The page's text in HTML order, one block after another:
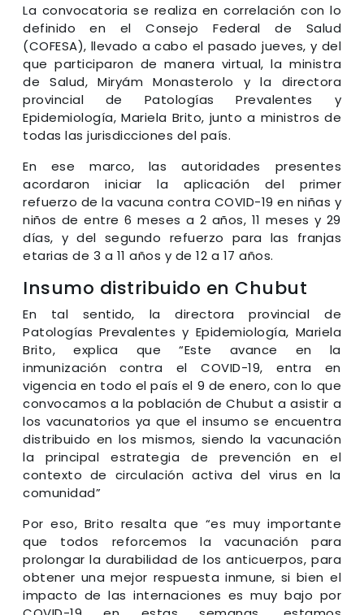
La convocatoria se realiza en correlación con lo
definido en el Consejo Federal de Salud
(COFESA), llevado a cabo el pasado jueves, y del
que participaron de manera virtual, la ministra
de Salud, Miryám Monasterolo y la directora
provincial de Patologías Prevalentes y
Epidemiología, Mariela Brito, junto a ministros de
todas las jurisdicciones del país.
En ese marco, las autoridades presentes
acordaron iniciar la aplicación del primer
refuerzo de la vacuna contra COVID-19 en niñas y
niños de entre 6 meses a 2 años, 11 meses y 29
días, y del segundo refuerzo para las franjas
etarias de 3 a 11 años y de 12 a 17 años.
Insumo distribuido en Chubut
En tal sentido, la directora provincial de
Patologías Prevalentes y Epidemiología, Mariela
Brito, explica que “Este avance en la
inmunización contra el COVID-19, entra en
vigencia en todo el país el 9 de enero, con lo que
convocamos a la población de Chubut a asistir a
los vacunatorios ya que el insumo se encuentra
distribuido en los mismos, siendo la vacunación
la principal estrategia de prevención en el
contexto de circulación activa del virus en la
comunidad”
Por eso, Brito resalta que “es muy importante
que todos reforcemos la vacunación para
prolongar la durabilidad de los anticuerpos, para
obtener una mejor respuesta inmune, si bien el
impacto de las internaciones es muy bajo por